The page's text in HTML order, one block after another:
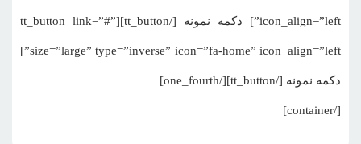
icon_align=”left”] دکمه نمونه [/tt_button][tt_button link=”#”
size=”large” type=”inverse” icon=”fa-home” icon_align=”left”]
دکمه نمونه [/tt_button][/one_fourth]
[/container]